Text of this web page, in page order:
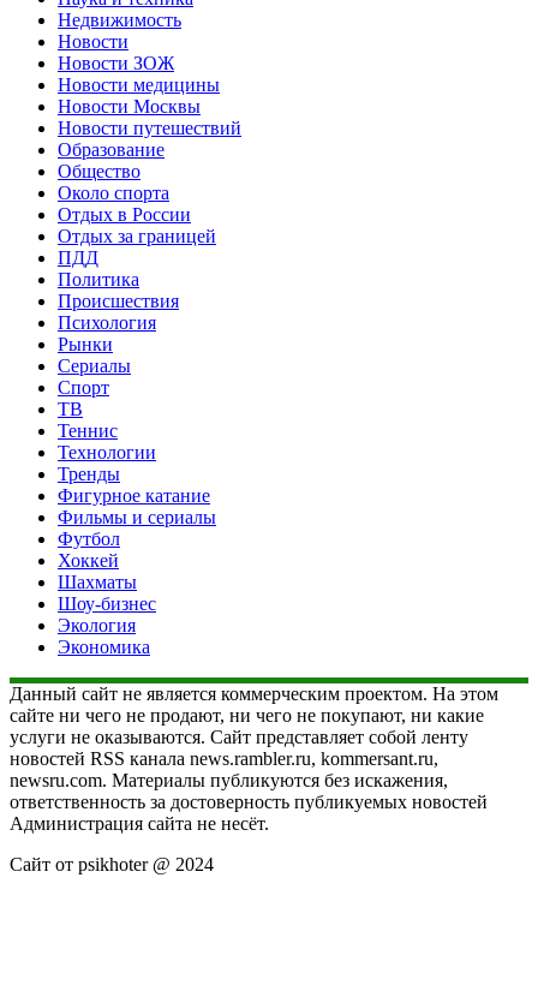
Недвижимость
Новости
Новости ЗОЖ
Новости медицины
Новости Москвы
Новости путешествий
Образование
Общество
Около спорта
Отдых в России
Отдых за границей
ПДД
Политика
Происшествия
Психология
Рынки
Сериалы
Спорт
ТВ
Теннис
Технологии
Тренды
Фигурное катание
Фильмы и сериалы
Футбол
Хоккей
Шахматы
Шоу-бизнес
Экология
Экономика
Данный сайт не является коммерческим проектом. На этом
сайте ни чего не продают, ни чего не покупают, ни какие
услуги не оказываются. Сайт представляет собой ленту
новостей RSS канала news.rambler.ru, kommersant.ru,
newsru.com. Материалы публикуются без искажения,
ответственность за достоверность публикуемых новостей
Администрация сайта не несёт.
Сайт от psikhoter @ 2024